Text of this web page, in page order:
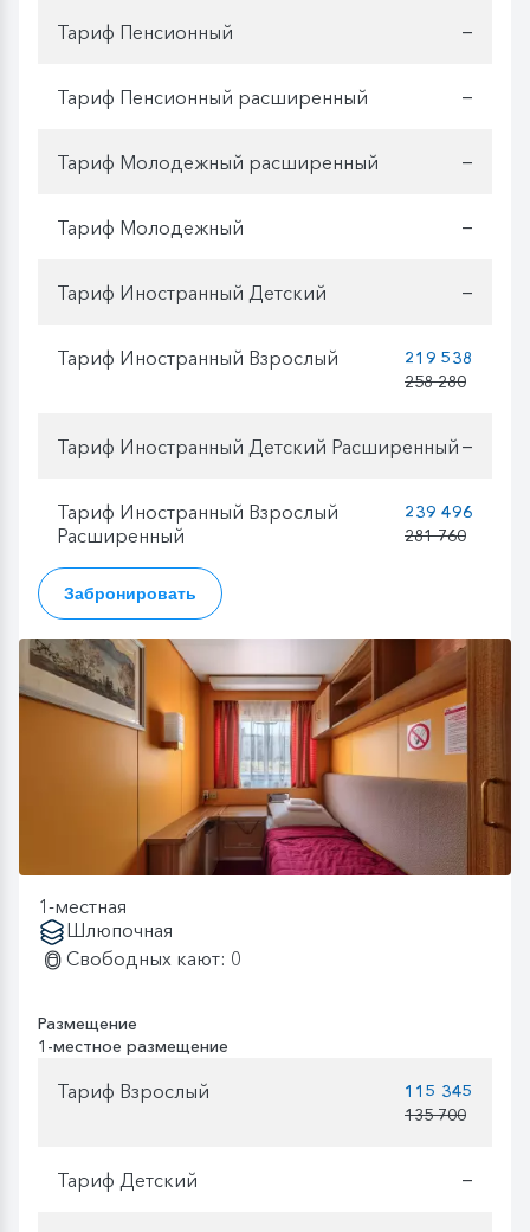
Тариф Пенсионный —
Тариф Пенсионный расширенный —
Тариф Молодежный расширенный —
Тариф Молодежный —
Тариф Иностранный Детский —
Тариф Иностранный Взрослый
219 538
258 280
Тариф Иностранный Детский Расширенный —
Тариф Иностранный Взрослый
Расширенный
239 496
281 760
Забронировать
1-местная
Шлюпочная
Свободных кают: 0
Размещение
1-местное размещение
Тариф Взрослый
115 345
135 700
Тариф Детский —